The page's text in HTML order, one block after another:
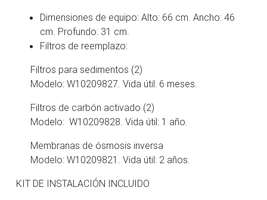
Dimensiones de equipo: Alto: 66 cm. Ancho: 46
cm. Profundo: 31 cm.
Filtros de reemplazo:
Filtros para sedimentos (2)
Modelo: W10209827. Vida útil: 6 meses.
Filtros de carbón activado (2)
Modelo: W10209828. Vida útil: 1 año.
Membranas de ósmosis inversa
Modelo: W10209821. Vida útil: 2 años.
KIT DE INSTALACIÓN INCLUIDO